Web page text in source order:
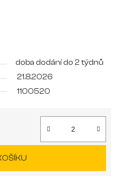
doba dodání do 2 týdnů
21.8.2026
1100520